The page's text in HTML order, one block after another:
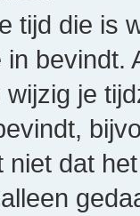
tijd die is
bevindt.
je
niet dat